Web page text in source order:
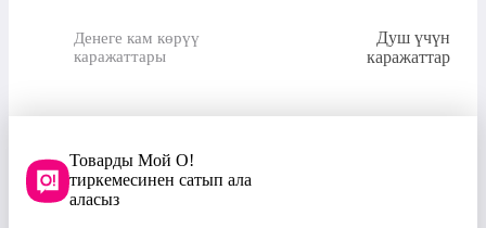
Денеге кам көрүү
каражаттары
Душ үчүн
каражаттар
Товарды Мой О!
тиркемесинен сатып ала
аласыз